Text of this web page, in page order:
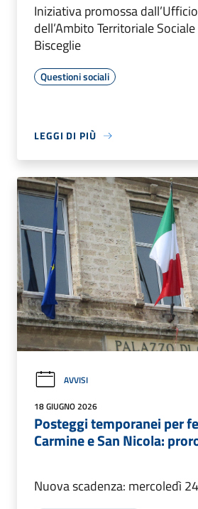
Iniziativa promossa
dell’Ambito Territoriale
Bisceglie
Questioni sociali
LEGGI DI PIÙ
AVVISI
18 GIUGNO 2026
Posteggi temporanei per
Carmine e San Nicola:
Nuova scadenza: mercoledì